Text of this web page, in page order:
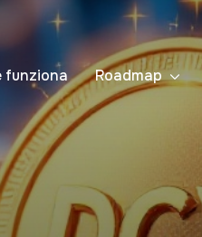
funziona Roadmap